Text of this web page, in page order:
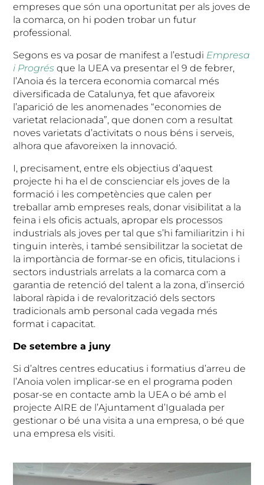
empreses que són una oportunitat per als joves de
la comarca, on hi poden trobar un futur
professional.
Segons es va posar de manifest a l’estudi Empresa
i Progrés que la UEA va presentar el 9 de febrer,
l’Anoia és la tercera economia comarcal més
diversificada de Catalunya, fet que afavoreix
l’aparició de les anomenades “economies de
varietat relacionada”, que donen com a resultat
noves varietats d’activitats o nous béns i serveis,
alhora que afavoreixen la innovació.
I, precisament, entre els objectius d’aquest
projecte hi ha el de conscienciar els joves de la
formació i les competències que calen per
treballar amb empreses reals, donar visibilitat a la
feina i els oficis actuals, apropar els processos
industrials als joves per tal que s’hi familiaritzin i hi
tinguin interès, i també sensibilitzar la societat de
la importància de formar-se en oficis, titulacions i
sectors industrials arrelats a la comarca com a
garantia de retenció del talent a la zona, d’inserció
laboral ràpida i de revalorització dels sectors
tradicionals amb personal cada vegada més
format i capacitat.
De setembre a juny
Si d’altres centres educatius i formatius d’arreu de
l’Anoia volen implicar-se en el programa poden
posar-se en contacte amb la UEA o bé amb el
projecte AIRE de l’Ajuntament d’Igualada per
gestionar o bé una visita a una empresa, o bé que
una empresa els visiti.